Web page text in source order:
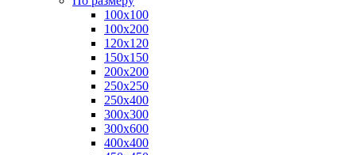
100х100
100х200
120х120
150х150
200х200
250х250
250х400
300х300
300х600
400х400